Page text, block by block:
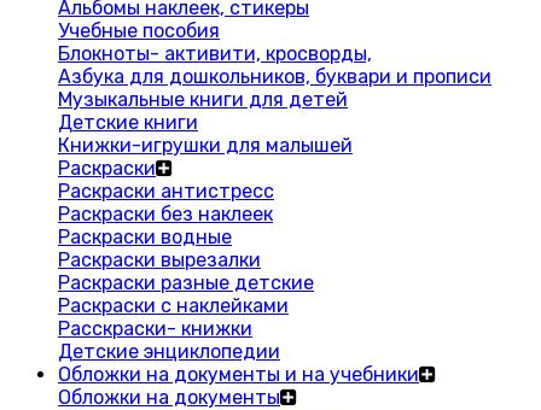
Альбомы наклеек, стикеры
Учебные пособия
Блокноты- активити, кросворды,
Азбука для дошкольников, буквари и прописи
Музыкальные книги для детей
Детские книги
Книжки-игрушки для малышей
Раскраски
Раскраски антистресс
Раскраски без наклеек
Раскраски водные
Раскраски вырезалки
Раскраски разные детские
Раскраски с наклейками
Расскраски- книжки
Детские энциклопедии
Обложки на документы и на учебники
Обложки на документы